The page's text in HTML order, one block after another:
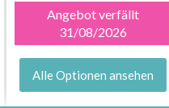
Angebot verfällt
31/08/2026
Alle Optionen ansehen